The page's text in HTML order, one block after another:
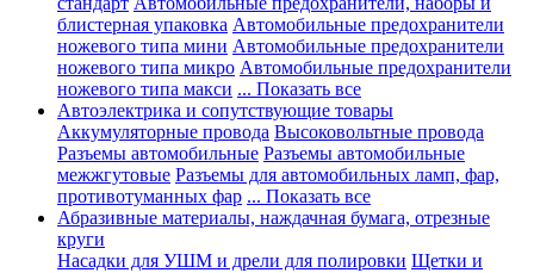
блистерная упаковка Автомобильные предохранители
ножевого типа мини Автомобильные предохранители
ножевого типа микро Автомобильные предохранители
ножевого типа макси ... Показать все
Автоэлектрика и сопутствующие товары
Аккумуляторные провода Высоковольтные провода
Разъемы автомобильные Разъемы автомобильные
межжгутовые Разъемы для автомобильных ламп, фар,
противотуманных фар ... Показать все
Абразивные материалы, наждачная бумага, отрезные
круги
Насадки для УШМ и дрели для полировки Щетки и